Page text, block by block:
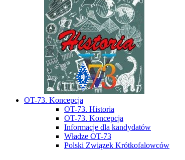
OT-73. Koncepcja
OT-73. Historia
OT-73. Koncepcja
Informacje dla kandydatów
Władze OT-73
Polski Związek Krótkofalowców